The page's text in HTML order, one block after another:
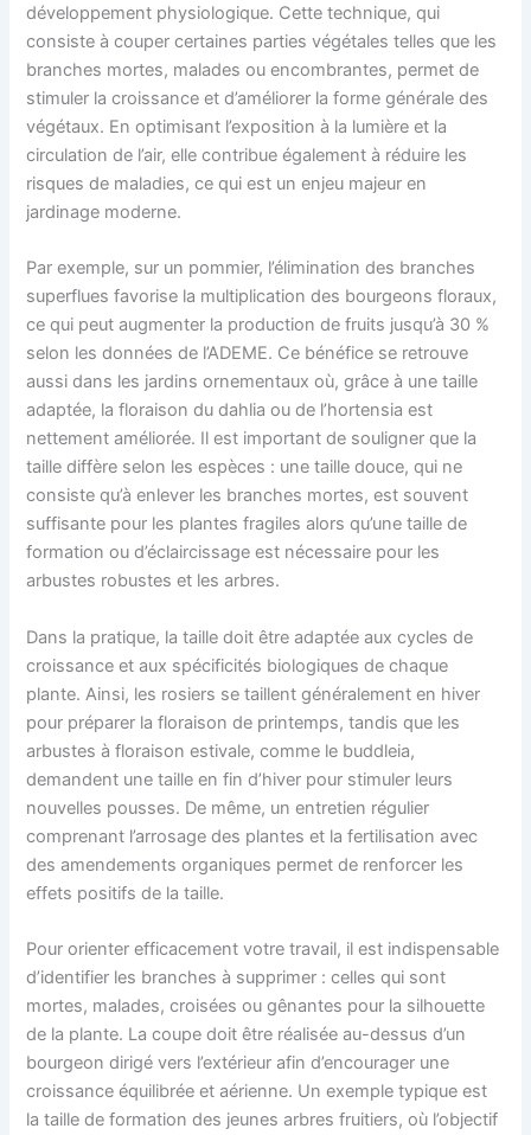
développement physiologique. Cette technique, qui
consiste à couper certaines parties végétales telles que les
branches mortes, malades ou encombrantes, permet de
stimuler la croissance et d’améliorer la forme générale des
végétaux. En optimisant l’exposition à la lumière et la
circulation de l’air, elle contribue également à réduire les
risques de maladies, ce qui est un enjeu majeur en
jardinage moderne.
Par exemple, sur un pommier, l’élimination des branches
superflues favorise la multiplication des bourgeons floraux,
ce qui peut augmenter la production de fruits jusqu’à 30 %
selon les données de l’ADEME. Ce bénéfice se retrouve
aussi dans les jardins ornementaux où, grâce à une taille
adaptée, la floraison du dahlia ou de l’hortensia est
nettement améliorée. Il est important de souligner que la
taille diffère selon les espèces : une taille douce, qui ne
consiste qu’à enlever les branches mortes, est souvent
suffisante pour les plantes fragiles alors qu’une taille de
formation ou d’éclaircissage est nécessaire pour les
arbustes robustes et les arbres.
Dans la pratique, la taille doit être adaptée aux cycles de
croissance et aux spécificités biologiques de chaque
plante. Ainsi, les rosiers se taillent généralement en hiver
pour préparer la floraison de printemps, tandis que les
arbustes à floraison estivale, comme le buddleia,
demandent une taille en fin d’hiver pour stimuler leurs
nouvelles pousses. De même, un entretien régulier
comprenant l’arrosage des plantes et la fertilisation avec
des amendements organiques permet de renforcer les
effets positifs de la taille.
Pour orienter efficacement votre travail, il est indispensable
d’identifier les branches à supprimer : celles qui sont
mortes, malades, croisées ou gênantes pour la silhouette
de la plante. La coupe doit être réalisée au-dessus d’un
bourgeon dirigé vers l’extérieur afin d’encourager une
croissance équilibrée et aérienne. Un exemple typique est
la taille de formation des jeunes arbres fruitiers, où l’objectif